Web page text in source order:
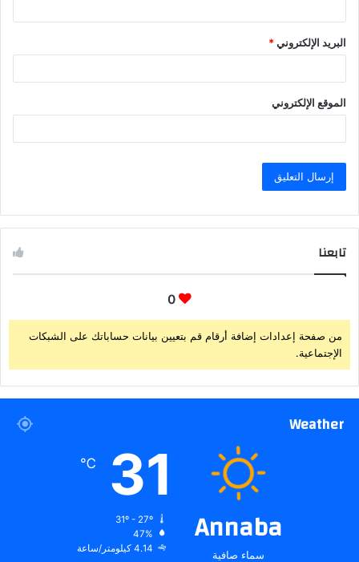
البريد الإلكتروني*
الموقع الإلكتروني
تابعنا
0
من صفحة إعدادات إضافة أرقام قم بتعيين بيانات حساباتك على الشبكات
الإجتماعية.
Weather
Annaba
سماء صافية
31
℃
47%
4.14 كيلومتر/ساعة